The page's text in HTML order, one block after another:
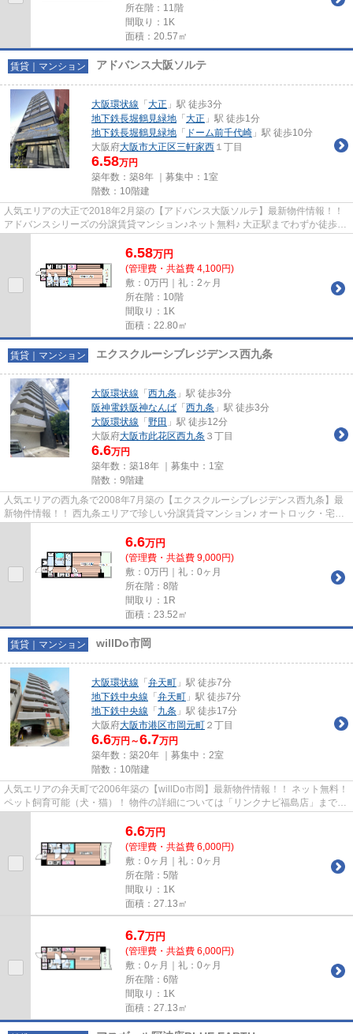
所在階：11階
間取り：1K
面積：20.57㎡
賃貸｜マンション アドバンス大阪ソルテ
大阪環状線 「 大正 」駅 徒歩3分
地下鉄長堀鶴見緑地 「 大正 」駅 徒歩1分
地下鉄長堀鶴見緑地 「 ドーム前千代崎 」駅 徒歩10分
大阪府大阪市大正区三軒家西 １丁目
6.58万円
築年数：築8年 ｜募集中： 1室
階数：10階建
人気エリアの大正で2018年2月築の【アドバンス大阪ソルテ】最新物件情報！！
アドバンスシリーズの分譲賃貸マンション♪ネット無料♪ 大正駅までわずか徒歩1
6.58万円
(管理費・共益費 4,100円)
敷：0万円｜礼：2ヶ月
所在階：10階
間取り：1K
面積：22.80㎡
賃貸｜マンション エクスクルーシブレジデンス西九条
大阪環状線 「 西九条 」駅 徒歩3分
阪神電鉄阪神なんば 「 西九条 」駅 徒歩3分
大阪環状線 「 野田 」駅 徒歩12分
大阪府大阪市此花区西九条 ３丁目
6.6万円
築年数：築18年 ｜募集中： 1室
階数：9階建
人気エリアの西九条で2008年7月築の【エクスクルーシブレジデンス西九条】最
新物件情報！！ 西九条エリアで珍しい分譲賃貸マンション♪ オートロック・宅配
6.6万円
(管理費・共益費 9,000円)
敷：0万円｜礼：0ヶ月
所在階：8階
間取り：1R
面積：23.52㎡
賃貸｜マンション willDo市岡
大阪環状線 「 弁天町 」駅 徒歩7分
地下鉄中央線 「 弁天町 」駅 徒歩7分
地下鉄中央線 「 九条 」駅 徒歩17分
大阪府大阪市港区市岡元町 ２丁目
6.6万円～6.7万円
築年数：築20年 ｜募集中： 2室
階数：10階建
人気エリアの弁天町で2006年築の【willDo市岡】最新物件情報！！ ネット無料！
ペット飼育可能（犬・猫）！ 物件の詳細については「リンクナビ福島店」までお
6.6万円
(管理費・共益費 6,000円)
敷：0ヶ月｜礼：0ヶ月
所在階：5階
間取り：1K
面積：27.13㎡
6.7万円
(管理費・共益費 6,000円)
敷：0ヶ月｜礼：0ヶ月
所在階：6階
間取り：1K
面積：27.13㎡